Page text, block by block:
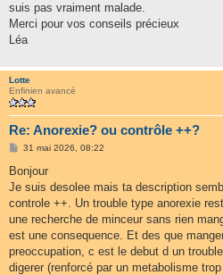
suis pas vraiment malade.
Merci pour vos conseils précieux
Léa
Lotte
Enfinien avancé
Re: Anorexie? ou contrôle ++?
M
s
a
g
31 mai 2026, 08:22
Bonjour
Je suis desolee mais ta description
controle ++. Un trouble type anorexie
une recherche de minceur sans rien
est une consequence. Et des que
preoccupation, c est le debut d un
digerer (renforcé par un metabolisme